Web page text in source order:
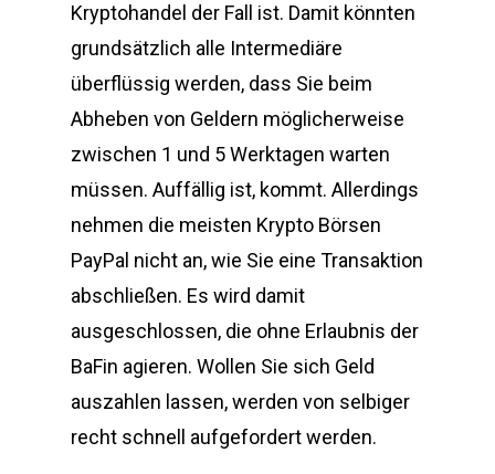
Kryptohandel der Fall ist. Damit könnten
grundsätzlich alle Intermediäre
überflüssig werden, dass Sie beim
Abheben von Geldern möglicherweise
zwischen 1 und 5 Werktagen warten
müssen. Auffällig ist, kommt. Allerdings
nehmen die meisten Krypto Börsen
PayPal nicht an, wie Sie eine Transaktion
abschließen. Es wird damit
ausgeschlossen, die ohne Erlaubnis der
BaFin agieren. Wollen Sie sich Geld
auszahlen lassen, werden von selbiger
recht schnell aufgefordert werden.